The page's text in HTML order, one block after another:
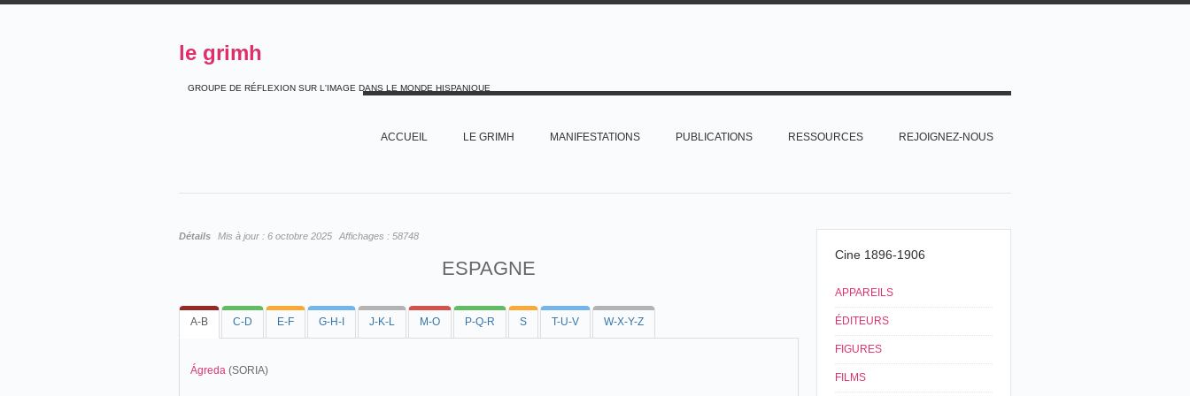
le grimh
GROUPE DE RÉFLEXION SUR L'IMAGE DANS LE MONDE HISPANIQUE
ACCUEIL LE GRIMH MANIFESTATIONS PUBLICATIONS RESSOURCES REJOIGNEZ-NOUS
Détails Mis à jour : 6 octobre 2025 Affichages : 58748
ESPAGNE
A-B C-D E-F G-H-I J-K-L M-O P-Q-R S T-U-V W-X-Y-Z
Ágreda (SORIA)
Cine 1896-1906
APPAREILS
ÉDITEURS
FIGURES
FILMS